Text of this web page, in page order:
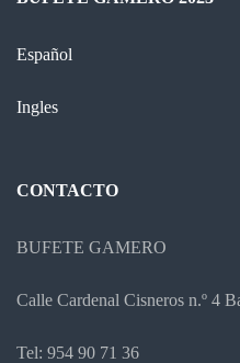
Español
Ingles
CONTACTO
BUFETE GAMERO
Calle Cardenal Cisneros n.º 4
Tel: 954 90 71 36